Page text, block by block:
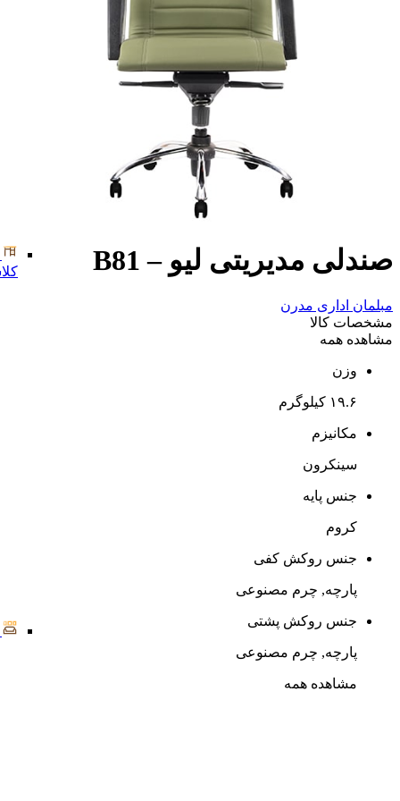
صندلی مدیریتی لیو – B81
مبلمان اداری مدرن
مشخصات کالا
مشاهده همه
وزن
۱۹.۶ کیلوگرم
مکانیزم
سینکرون
جنس پایه
کروم
جنس روکش کفی
پارچه, چرم مصنوعی
جنس روکش پشتی
پارچه, چرم مصنوعی
مشاهده همه